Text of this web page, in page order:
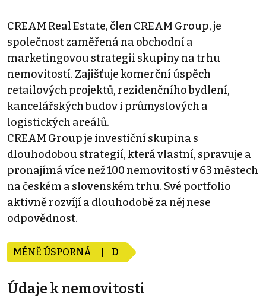
CREAM Real Estate, člen CREAM Group, je
společnost zaměřená na obchodní a
marketingovou strategii skupiny na trhu
nemovitostí. Zajišťuje komerční úspěch
retailových projektů, rezidenčního bydlení,
kancelářských budov i průmyslových a
logistických areálů.
CREAM Group je investiční skupina s
dlouhodobou strategií, která vlastní, spravuje a
pronajímá více než 100 nemovitostí v 63 městech
na českém a slovenském trhu. Své portfolio
aktivně rozvíjí a dlouhodobě za něj nese
odpovědnost.
MÉNĚ ÚSPORNÁ D
Údaje k nemovitosti